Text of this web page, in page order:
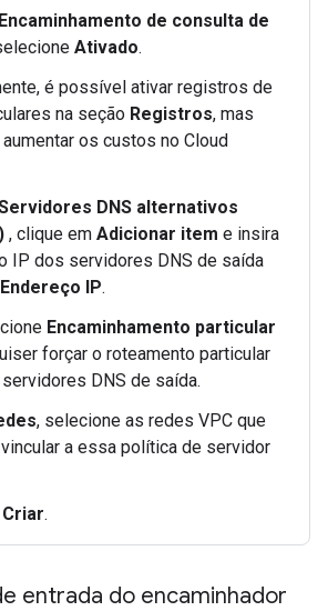
Encaminhamento de consulta de
Ativado.
é possível ativar registros de
na seção Registros, mas
os custos no Cloud
DNS alternativos
, clique em Adicionar item e insira
IP dos servidores DNS de saída
Endereço IP.
Encaminhamento particular
forçar o roteamento particular
DNS de saída.
, selecione as redes VPC que
a essa política de servidor
Criar.
entrada do encaminhador